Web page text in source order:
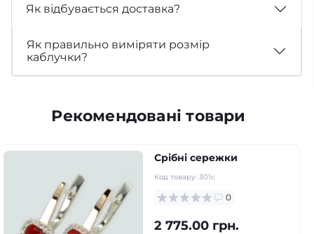
Як відбувається доставка?
Як правильно виміряти розмір
каблучки?
Рекомендовані товари
Срібні сережки
Код товару: 301с
0
2 775.00 грн.